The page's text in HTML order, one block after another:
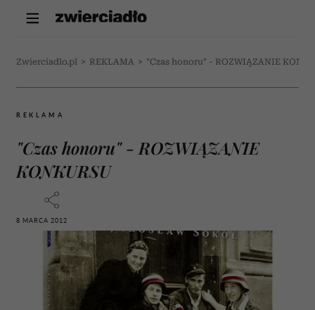
Zwierciadlo.pl > REKLAMA > "Czas honoru" - ROZWIĄZANIE
REKLAMA
"Czas honoru" - ROZWIĄZANIE
KONKURSU
8 MARCA 2012